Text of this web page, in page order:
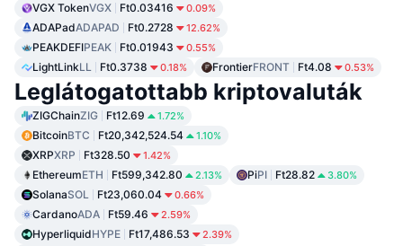
VGX TokenVGX Ft0.03416 0.09%
ADAPadADAPAD Ft0.2728 12.62%
PEAKDEFIPEAK Ft0.01943 0.55%
LightLinkLL Ft0.3738 0.18% FrontierFRONT Ft4.08 0.53%
Leglátogatottabb kriptovaluták
ZIGChainZIG Ft12.69 1.72%
BitcoinBTC Ft20,342,524.54 1.10%
XRPXRP Ft328.50 1.42%
EthereumETH Ft599,342.80 2.13% PiPI Ft28.82 3.80%
SolanaSOL Ft23,060.04 0.66%
CardanoADA Ft59.46 2.59%
HyperliquidHYPE Ft17,486.53 2.39%